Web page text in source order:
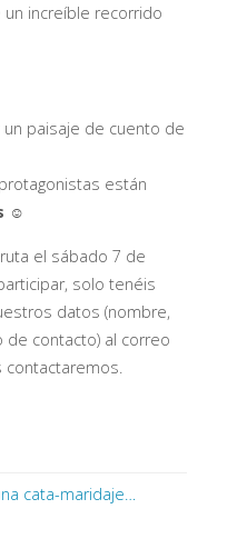
increíble recorrido
paisaje de cuento de
están
☺️
el sábado 7 de
solo tenéis
datos (nombre,
contacto) al correo
cata-maridaje…